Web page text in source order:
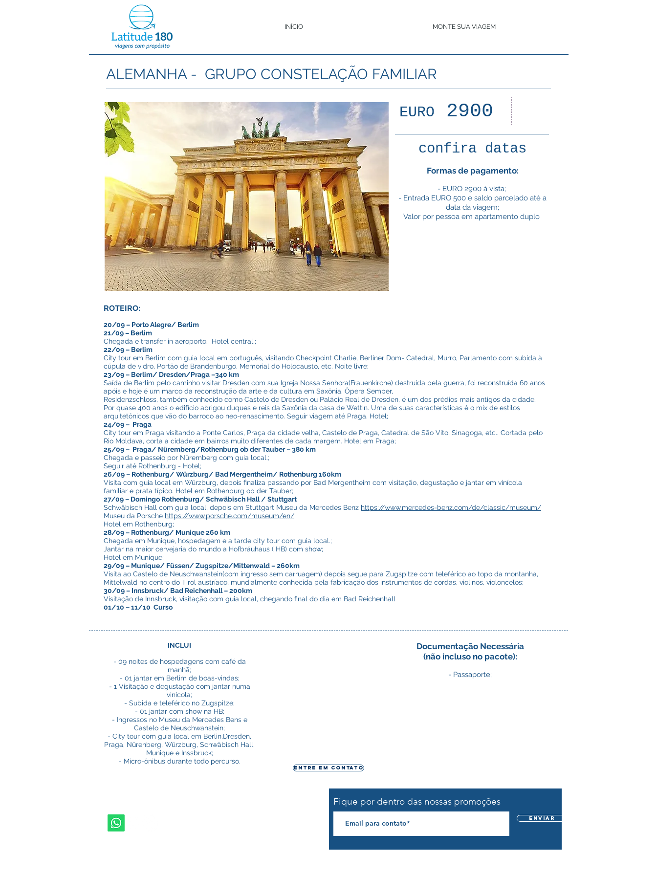
INÍCIO MONTE SUA VIAGEM
ALEMANHA - GRUPO CONSTELAÇÃO FAMILIAR
EURO 2900
confira datas
Formas de pagamento:
- EURO 2900 à vista;
- Entrada EURO 500 e saldo parcelado até a
data da viagem;
Valor por pessoa em apartamento duplo
ROTEIRO:
20/09 – Porto Alegre/ Berlim
21/09– Berlim
Chegada e transfer in aeroporto. Hotel central.;
22/09 – Berlim
City tour em Berlim com guia local em português, visitando Checkpoint Charlie, Berliner Dom- Catedral, Murro, Parlamento com subida à
cúpula de vidro, Portão de Brandenburgo, Memorial do Holocausto, etc. Noite livre;
23/09 – Berlim/ Dresden/Praga –340 km
Saída de Berlim pelo caminho visitar Dresden com sua Igreja Nossa Senhora(Frauenkirche) destruída pela guerra, foi reconstruída 60 anos
apóis e hoje é um marco da reconstrução da arte e da cultura em Saxônia, Òpera Semper,
Residenzschloss, também conhecido como Castelo de Dresden ou Palácio Real de Dresden, é um dos prédios mais antigos da cidade.
Por quase 400 anos o edifício abrigou duques e reis da Saxônia da casa de Wettin. Uma de suas características é o mix de estilos
arquitetônicos que vão do barroco ao neo-renascimento. Seguir viagem até Praga. Hotel;
24/09– Praga
City tour em Praga visitando a Ponte Carlos, Praça da cidade velha, Castelo de Praga, Catedral de São Vito, Sinagoga, etc.. Cortada pelo
Rio Moldava, corta a cidade em bairros muito diferentes de cada margem. Hotel em Praga;
25/09 – Praga/ Nüremberg/Rothenburg ob der Tauber – 380 km
Chegada e passeio por Nüremberg com guia local.;
Seguir até Rothenburg - Hotel;
26/09 – Rothenburg/ Würzburg/ Bad Mergentheim/ Rothenburg 160km
Visita com guia local em Würzburg, depois finaliza passando por Bad Mergentheim com visitação, degustação e jantar em vinícola
familiar e prata típico. Hotel em Rothenburg ob der Tauber;
27/09 – Domingo Rothenburg/ Schwäbisch Hall / Stuttgart
Schwäbisch Hall com guia local, depois em Stuttgart Museu da Mercedes Benz https://www.mercedes-benz.com/de/classic/museum/
Museu da Porsche https://www.porsche.com/museum/en/
Hotel em Rothenburg;
28/09 – Rothenburg/ Munique 260 km
Chegada em Munique, hospedagem e a tarde city tour com guia local.;
Jantar na maior cervejaria do mundo a Hofbräuhaus ( HB) com show;
Hotel em Munique;
29/09 – Munique/ Füssen/ Zugspitze/Mittenwald – 260km
Visita ao Castelo de Neuschwanstein(com ingresso sem carruagem) depois segue para Zugspitze com teleférico ao topo da montanha,
Mittelwald no centro do Tirol austríaco, mundialmente conhecida pela fabricação dos instrumentos de cordas, violinos, violoncelos;
30/09 – Innsbruck/ Bad Reichenhall – 200km
Visitação de Innsbruck, visitação com guia local, chegando final do dia em Bad Reichenhall
01/10 – 11/10 Curso
INCLUI
- 09 noites de hospedagens com café da
manhã;
- 01 jantar em Berlim de boas-vindas;
- 1 Visitação e degustação com jantar numa
vinícola;
- Subida e teleférico no Zugspitze;
- 01 jantar com show na HB;
- Ingressos no Museu da Mercedes Bens e
Castelo de Neuschwanstein;
- City tour com guia local em Berlin,Dresden,
Praga, Nürenberg, Würzburg, Schwäbisch Hall,
Munique e Inssbruck;
- Micro-ônibus durante todo percurso.
Documentação Necessária
(não incluso no pacote):
- Passaporte;
Entre em contato
Fique por dentro das nossas promoções
Enviar